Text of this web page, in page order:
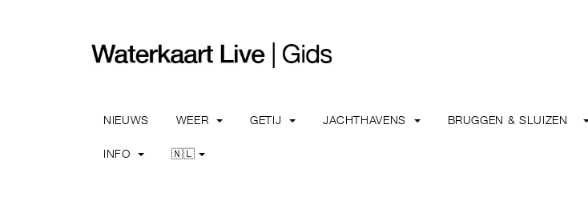
NIEUWS WEER GETIJ JACHTHAVENS BRUGGEN & SLUIZEN
INFO 🇳🇱